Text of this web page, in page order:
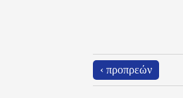
‹ προπρεών